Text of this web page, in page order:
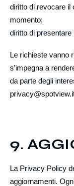
diritto di revocare il
momento;
diritto di presentare
Le richieste vanno
s’impegna a
da parte degli
9.
La Privacy Policy
aggiornamenti.